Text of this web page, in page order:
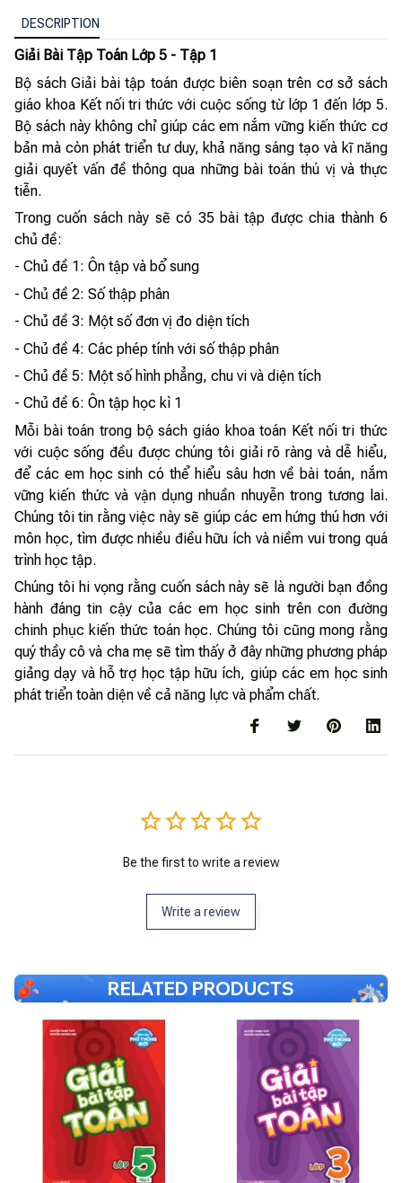
DESCRIPTION
Giải Bài Tập Toán Lớp 5 - Tập 1
Bộ sách Giải bài tập toán được biên soạn trên cơ sở sách
giáo khoa Kết nối tri thức với cuộc sống từ lớp 1 đến lớp 5.
Bộ sách này không chỉ giúp các em nắm vững kiến thức cơ
bản mà còn phát triển tư duy, khả năng sáng tạo và kĩ năng
giải quyết vấn đề thông qua những bài toán thú vị và thực
tiễn.
Trong cuốn sách này sẽ có 35 bài tập được chia thành 6
chủ đề:
- Chủ đề 1: Ôn tập và bổ sung
- Chủ đề 2: Số thập phân
- Chủ đề 3: Một số đơn vị đo diện tích
- Chủ đề 4: Các phép tính với số thập phân
- Chủ đề 5: Một số hình phẳng, chu vi và diện tích
- Chủ đề 6: Ôn tập học kì 1
Mỗi bài toán trong bộ sách giáo khoa toán Kết nối tri thức
với cuộc sống đều được chúng tôi giải rõ ràng và dễ hiểu,
để các em học sinh có thể hiểu sâu hơn về bài toán, nắm
vững kiến thức và vận dụng nhuần nhuyễn trong tương lai.
Chúng tôi tin rằng việc này sẽ giúp các em hứng thú hơn với
môn học, tìm được nhiều điều hữu ích và niềm vui trong quá
trình học tập.
Chúng tôi hi vọng rằng cuốn sách này sẽ là người bạn đồng
hành đáng tin cậy của các em học sinh trên con đường
chinh phục kiến thức toán học. Chúng tôi cũng mong rằng
quý thầy cô và cha mẹ sẽ tìm thấy ở đây những phương pháp
giảng dạy và hỗ trợ học tập hữu ích, giúp các em học sinh
phát triển toàn diện về cả năng lực và phẩm chất.
Be the first to write a review
Write a review
RELATED PRODUCTS